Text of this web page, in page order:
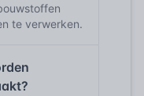
te verwerken.